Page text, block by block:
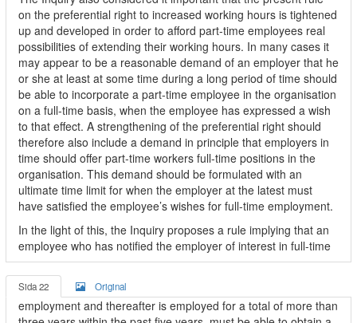
on the preferential right to increased working hours is tightened
up and developed in order to afford part-time employees real
possibilities of extending their working hours. In many cases it
may appear to be a reasonable demand of an employer that he
or she at least at some time during a long period of time should
be able to incorporate a part-time employee in the organisation
on a full-time basis, when the employee has expressed a wish
to that effect. A strengthening of the preferential right should
therefore also include a demand in principle that employers in
time should offer part-time workers full-time positions in the
organisation. This demand should be formulated with an
ultimate time limit for when the employer at the latest must
have satisfied the employee’s wishes for full-time employment.
In the light of this, the Inquiry proposes a rule implying that an
employee who has notified the employer of interest in full-time
Sida 22 Original
employment and thereafter is employed for a total of more than